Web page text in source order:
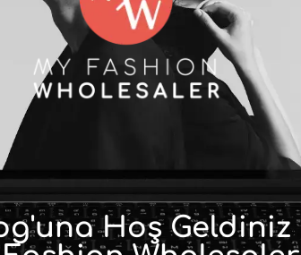
Hoş Geldiniz